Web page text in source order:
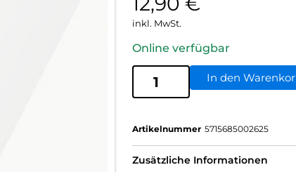
inkl. MwSt.
Online verfügbar
In den
Artikelnummer 5715685002625
Zusätzliche Informationen